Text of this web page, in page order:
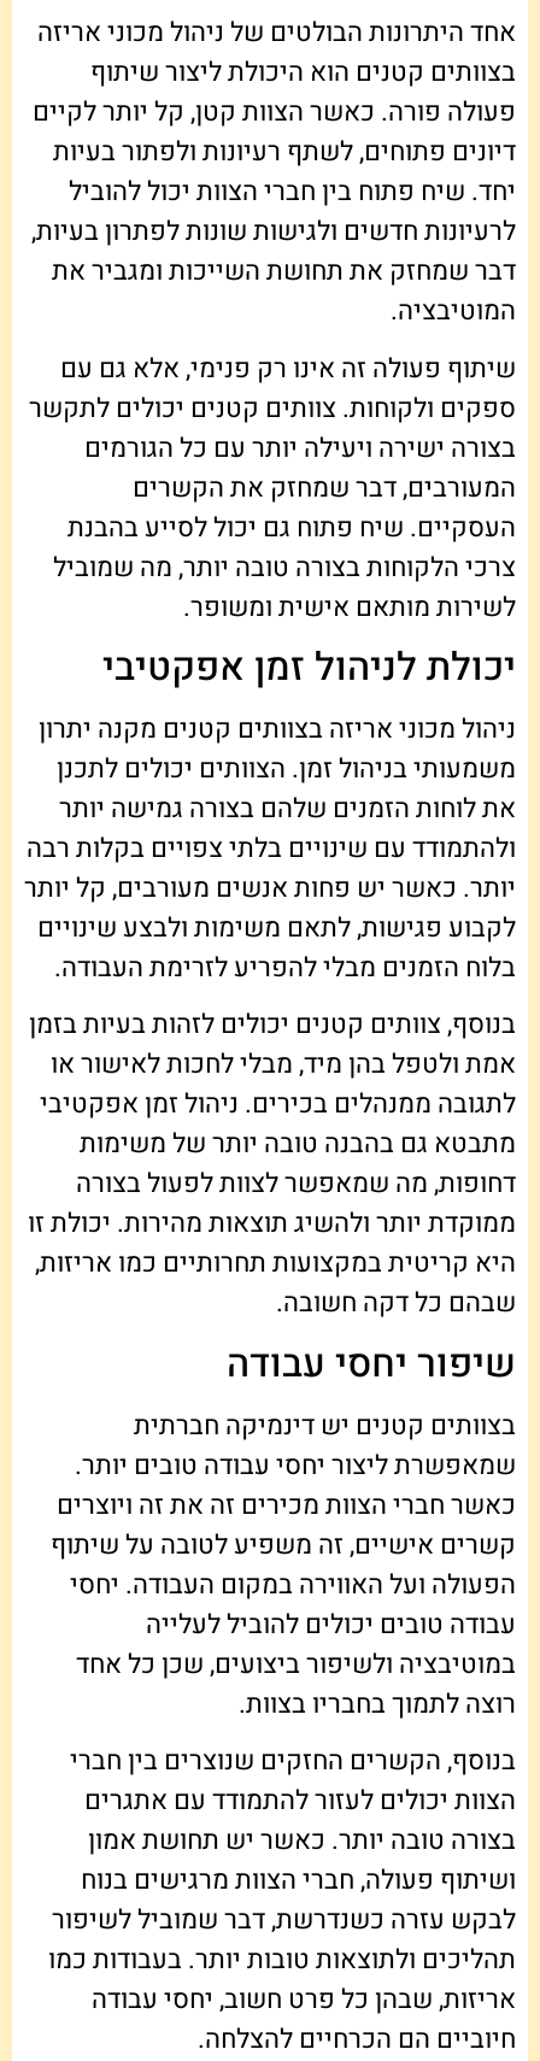
אחד היתרונות הבולטים של ניהול מכוני אריזה
בצוותים קטנים הוא היכולת ליצור שיתוף
פעולה פורה. כאשר הצוות קטן, קל יותר לקיים
דיונים פתוחים, לשתף רעיונות ולפתור בעיות
יחד. שיח פתוח בין חברי הצוות יכול להוביל
לרעיונות חדשים ולגישות שונות לפתרון בעיות,
דבר שמחזק את תחושת השייכות ומגביר את
המוטיבציה.
שיתוף פעולה זה אינו רק פנימי, אלא גם עם
ספקים ולקוחות. צוותים קטנים יכולים לתקשר
בצורה ישירה ויעילה יותר עם כל הגורמים
המעורבים, דבר שמחזק את הקשרים
העסקיים. שיח פתוח גם יכול לסייע בהבנת
צרכי הלקוחות בצורה טובה יותר, מה שמוביל
לשירות מותאם אישית ומשופר.
יכולת לניהול זמן אפקטיבי
ניהול מכוני אריזה בצוותים קטנים מקנה יתרון
משמעותי בניהול זמן. הצוותים יכולים לתכנן
את לוחות הזמנים שלהם בצורה גמישה יותר
ולהתמודד עם שינויים בלתי צפויים בקלות רבה
יותר. כאשר יש פחות אנשים מעורבים, קל יותר
לקבוע פגישות, לתאם משימות ולבצע שינויים
בלוח הזמנים מבלי להפריע לזרימת העבודה.
בנוסף, צוותים קטנים יכולים לזהות בעיות בזמן
אמת ולטפל בהן מיד, מבלי לחכות לאישור או
לתגובה ממנהלים בכירים. ניהול זמן אפקטיבי
מתבטא גם בהבנה טובה יותר של משימות
דחופות, מה שמאפשר לצוות לפעול בצורה
ממוקדת יותר ולהשיג תוצאות מהירות. יכולת זו
היא קריטית במקצועות תחרותיים כמו אריזות,
שבהם כל דקה חשובה.
שיפור יחסי עבודה
בצוותים קטנים יש דינמיקה חברתית
שמאפשרת ליצור יחסי עבודה טובים יותר.
כאשר חברי הצוות מכירים זה את זה ויוצרים
קשרים אישיים, זה משפיע לטובה על שיתוף
הפעולה ועל האווירה במקום העבודה. יחסי
עבודה טובים יכולים להוביל לעלייה
במוטיבציה ולשיפור ביצועים, שכן כל אחד
רוצה לתמוך בחבריו בצוות.
בנוסף, הקשרים החזקים שנוצרים בין חברי
הצוות יכולים לעזור להתמודד עם אתגרים
בצורה טובה יותר. כאשר יש תחושת אמון
ושיתוף פעולה, חברי הצוות מרגישים בנוח
לבקש עזרה כשנדרשת, דבר שמוביל לשיפור
תהליכים ולתוצאות טובות יותר. בעבודות כמו
אריזות, שבהן כל פרט חשוב, יחסי עבודה
חיוביים הם הכרחיים להצלחה.